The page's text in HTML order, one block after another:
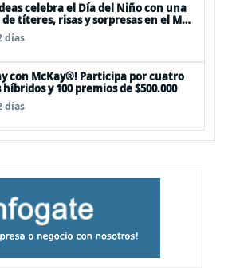
celebra el Día del Niño con una
títeres, risas y sorpresas en el Mall
días
con McKay®! Participa por cuatro
y 100 premios de $500.000
días